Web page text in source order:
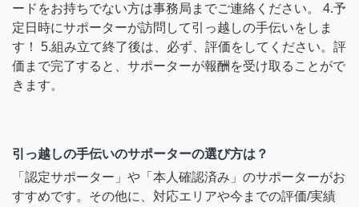
ードをお持ちでない方は事務局までご連絡ください。 4.予
定日時にサポーターが訪問して引っ越しの手伝いをしま
す！ 5.組み立て終了後は、必ず、評価をしてください。評
価まで完了すると、サポーターが報酬を受け取ることがで
きます。
引っ越しの手伝いのサポーターの選び方は？
「認定サポーター」や「本人確認済み」のサポーターがお
すすめです。その他に、対応エリアや今までの評価/実績